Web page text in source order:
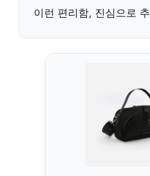
이런 편리함, 진심으로